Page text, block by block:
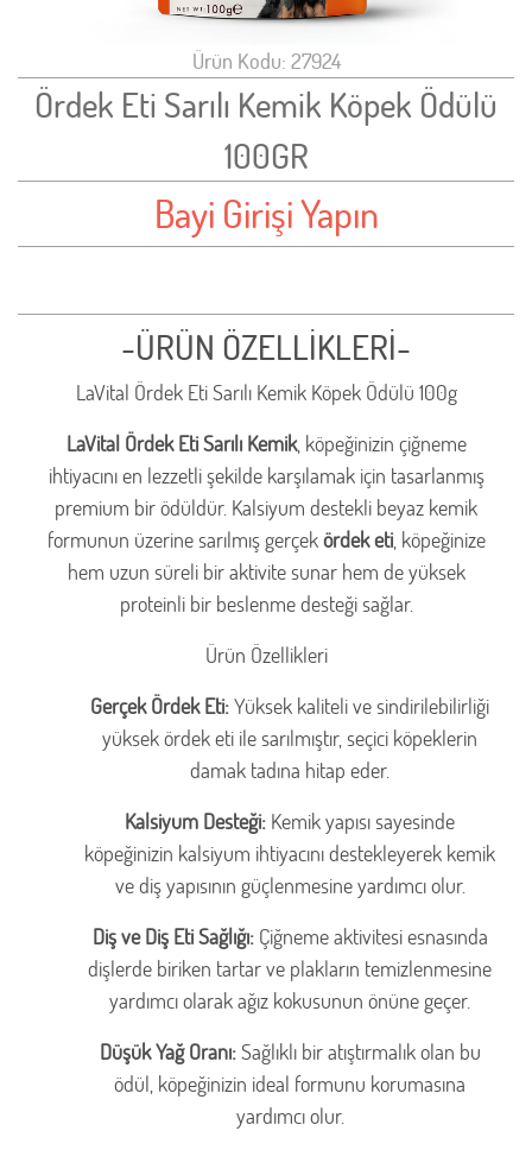
Ürün Kodu: 27924
Ördek Eti Sarılı Kemik Köpek Ödülü
100GR
Bayi Girişi Yapın
-ÜRÜN ÖZELLİKLERİ-
LaVital Ördek Eti Sarılı Kemik Köpek Ödülü 100g
LaVital Ördek Eti Sarılı Kemik, köpeğinizin çiğneme
ihtiyacını en lezzetli şekilde karşılamak için tasarlanmış
premium bir ödüldür. Kalsiyum destekli beyaz kemik
formunun üzerine sarılmış gerçekördek eti, köpeğinize
hem uzun süreli bir aktivite sunar hem de yüksek
proteinli bir beslenme desteği sağlar.
Ürün Özellikleri
Gerçek Ördek Eti:Yüksek kaliteli ve sindirilebilirliği
yüksek ördek eti ile sarılmıştır, seçici köpeklerin
damak tadına hitap eder.
Kalsiyum Desteği: Kemik yapısı sayesinde
köpeğinizin kalsiyum ihtiyacını destekleyerek kemik
ve diş yapısının güçlenmesine yardımcı olur.
Diş ve Diş Eti Sağlığı:Çiğneme aktivitesi esnasında
dişlerde biriken tartar ve plakların temizlenmesine
yardımcı olarak ağız kokusunun önüne geçer.
Düşük Yağ Oranı:Sağlıklı bir atıştırmalık olan bu
ödül, köpeğinizin ideal formunu korumasına
yardımcı olur.